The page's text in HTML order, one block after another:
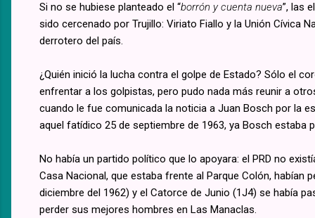
Si no se hubiese planteado el “borrón y cuenta nueva”, las
sido cercenado por Trujillo: Viriato Fiallo y la Unión Cívica
derrotero del país.
¿Quién inició la lucha contra el golpe de Estado? Sólo el
enfrentar a los golpistas, pero pudo nada más reunir a
cuando le fue comunicada la noticia a Juan Bosch por la
aquel fatídico 25 de septiembre de 1963, ya Bosch estaba
No había un partido político que lo apoyara: el PRD no
Casa Nacional, que estaba frente al Parque Colón, habían
diciembre del 1962) y el Catorce de Junio (1J4) se había
perder sus mejores hombres en Las Manaclas.